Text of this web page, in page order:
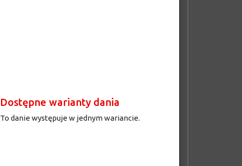
Dostępne warianty dania
To danie występuje w jednym wariancie.